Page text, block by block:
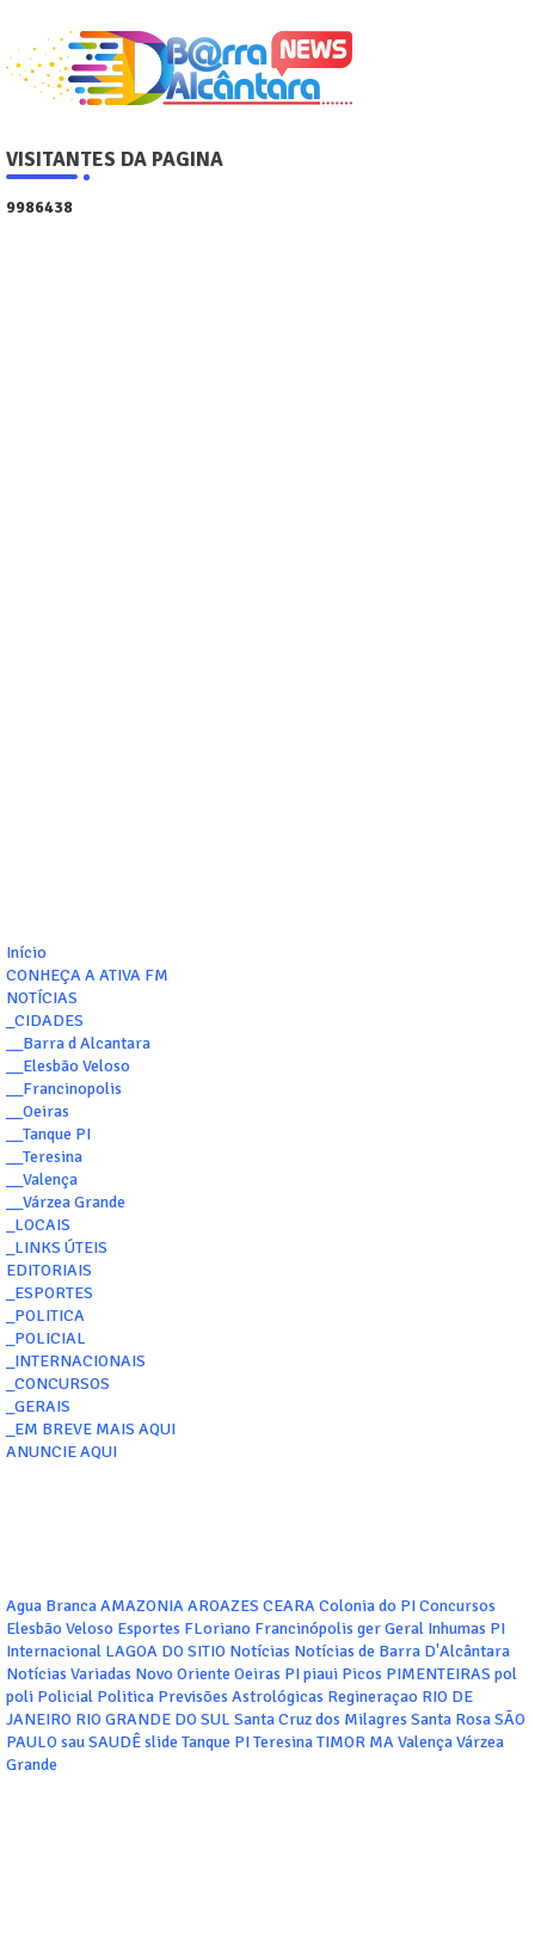
VISITANTES DA PAGINA
9986438
Início
CONHEÇA A ATIVA FM
NOTÍCIAS
_CIDADES
__Barra d Alcantara
__Elesbão Veloso
__Francinopolis
__Oeiras
__Tanque PI
__Teresina
__Valença
__Várzea Grande
_LOCAIS
_LINKS ÚTEIS
EDITORIAIS
_ESPORTES
_POLITICA
_POLICIAL
_INTERNACIONAIS
_CONCURSOS
_GERAIS
_EM BREVE MAIS AQUI
ANUNCIE AQUI
Agua BrancaAMAZONIAAROAZES CEARAColonia do PIConcursos
Elesbão Veloso Esportes FLoriano Francinópolis gerGeral Inhumas PI
Internacional LAGOA DO SITIO Notícias Notícias de Barra D'Alcântara
Notícias Variadas Novo Oriente Oeiras PIpiaui Picos PIMENTEIRAS pol
poli Policial Politica Previsões Astrológicas Regineraçao RIO DE
JANEIRO RIO GRANDE DO SUL Santa Cruz dos Milagres Santa RosaSÃO
PAULOsauSAUDÊslide Tanque PITeresinaTIMOR MAValençaVárzea
Grande